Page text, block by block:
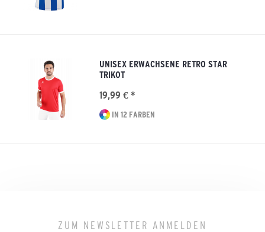
UNISEX ERWACHSENE RETRO STAR
TRIKOT
19,99 € *
IN 12 FARBEN
ZUM NEWSLETTER ANMELDEN